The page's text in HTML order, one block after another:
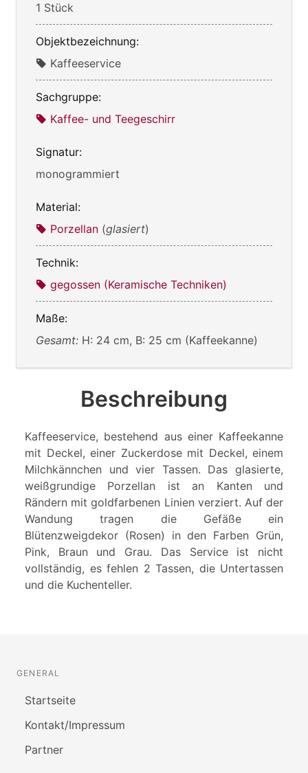
1 Stück
Objektbezeichnung:
Kaffeeservice
Sachgruppe:
Kaffee- und Teegeschirr
Signatur:
monogrammiert
Material:
Porzellan (glasiert)
Technik:
gegossen (Keramische Techniken)
Maße:
Gesamt: H: 24 cm, B: 25 cm (Kaffeekanne)
Beschreibung
Kaffeeservice, bestehend aus einer Kaffeekanne
mit Deckel, einer Zuckerdose mit Deckel, einem
Milchkännchen und vier Tassen. Das glasierte,
weißgrundige Porzellan ist an Kanten und
Rändern mit goldfarbenen Linien verziert. Auf der
Wandung tragen die Gefäße ein
Blütenzweigdekor (Rosen) in den Farben Grün,
Pink, Braun und Grau. Das Service ist nicht
vollständig, es fehlen 2 Tassen, die Untertassen
und die Kuchenteller.
GENERAL
Startseite
Kontakt/Impressum
Partner